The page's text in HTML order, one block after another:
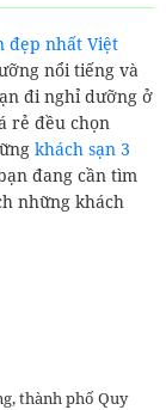
đẹp nhất Việt
nổi tiếng và
đi nghỉ dưỡng ở
rẻ đều chọn
khách sạn 3
đang cần tìm
những khách
thành phố Quy